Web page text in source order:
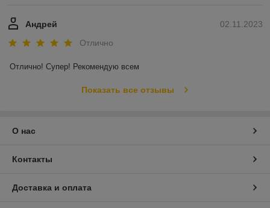
02.11.2023
Андрей
Отлично
Отлично! Супер! Рекомендую всем
Показать все отзывы
О нас
Контакты
Доставка и оплата